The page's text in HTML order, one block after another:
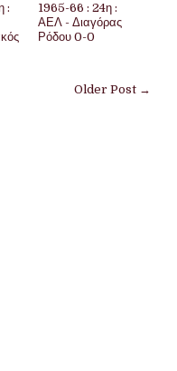
:
1965-66 : 24η :
ΑΕΛ - Διαγόρας
Ρόδου 0-0
Older Post →